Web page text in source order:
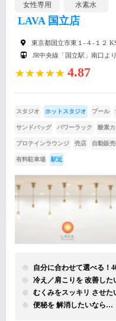
女性専用 水素水
LAVA 国立店
東京都国立市東１-４-１２
JR中央線「国立駅」南口よ
★★★★★ 4.87
スタジオ ホットスタジオ プール
サンドバッグ パワーラック 酸素
プロテインラウンジ 売店 自動販
有料駐車場 駅近
自分に合わせて選べる！
冷え／肩こりを 改善し
むくみをスッキリ させ
便秘を 解消したいなら…